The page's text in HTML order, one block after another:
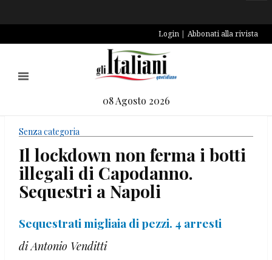
Login Abbonati alla rivista
08 Agosto 2026
Senza categoria
Il lockdown non ferma i botti
illegali di Capodanno.
Sequestri a Napoli
Sequestrati migliaia di pezzi. 4 arresti
di Antonio Venditti